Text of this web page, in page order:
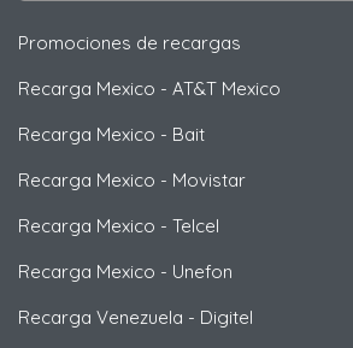
Promociones de recargas
Recarga Mexico - AT&T Mexico
Recarga Mexico - Bait
Recarga Mexico - Movistar
Recarga Mexico - Telcel
Recarga Mexico - Unefon
Recarga Venezuela - Digitel